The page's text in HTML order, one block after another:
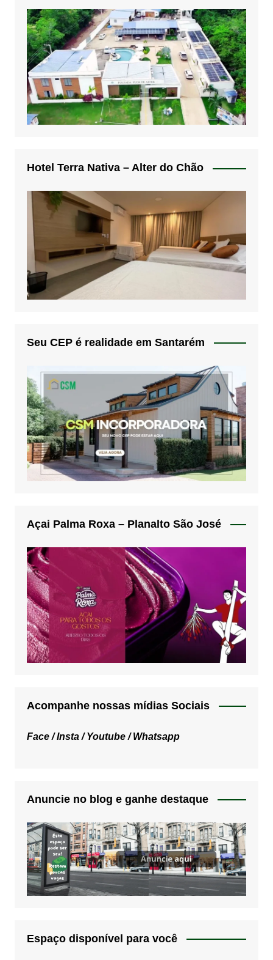
Hotel Terra Nativa – Alter do Chão
Seu CEP é realidade em Santarém
Açai Palma Roxa – Planalto São José
Acompanhe nossas mídias Sociais
Face /Insta /Youtube /Whatsapp
Anuncie no blog e ganhe destaque
Espaço disponível para você